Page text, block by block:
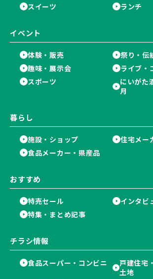
スイーツ
ランチ
イベント
体験・販売
祭り・伝
趣味・展示会
ライブ・
スポーツ
にいがた
月
暮らし
施設・ショップ
住宅メー
食品メーカー・県産品
おすすめ
特売セール
インタビ
特集・まとめ記事
チラシ情報
食品スーパー・コンビニ
戸建住宅
土地